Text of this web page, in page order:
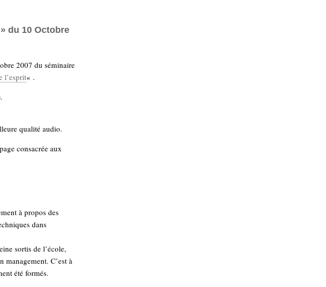
du 10 Octobre
2007 du séminaire
l’esprit« .
qualité audio.
consacrée aux
à propos des
dans
sortis de l’école,
C’est à
été formés.